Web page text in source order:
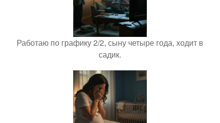
Работаю по графику 2/2, сыну четыре года, ходит в
садик.